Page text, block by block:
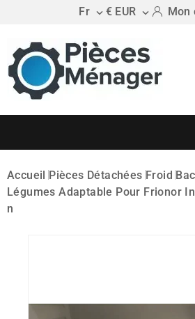
Fr  € EUR  Mon
Accueil Pièces Détachées Froid
Légumes Adaptable Pour Frionor
N